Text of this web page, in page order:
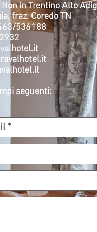
in Trentino Alto
fraz. Coredo TN
536188
seguenti: